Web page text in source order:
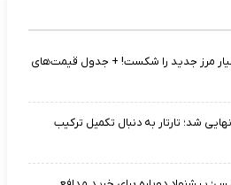
طلا و سکه؛ طلای ۱۸ عیار مرز جدید را شکست! + جدول قیمت‌های
شد؛ تارتار به دنبال تکمیل ترکیب